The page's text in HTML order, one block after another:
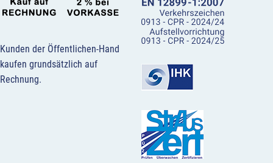
Kunden der Öffentlichen-Hand
kaufen grundsätzlich auf
Rechnung.